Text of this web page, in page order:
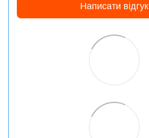
Написати відгук